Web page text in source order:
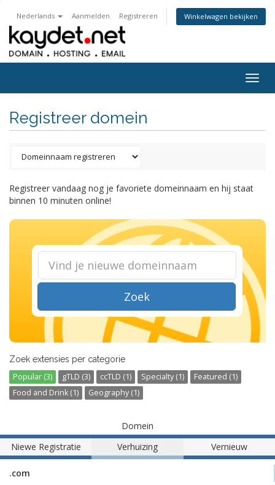
Nederlands Aanmelden Registreren Winkelwagen bekijken
Registreer domein
Registreer vandaag nog je favoriete domeinnaam en hij staat
binnen 10 minuten online!
Zoek
Zoek extensies per categorie
Popular (3) gTLD (3) ccTLD (1) Specialty (1)
Featured (1)
Food and Drink (1)
Geography (1)
Domein
Niewe Registratie
Verhuizing Vernieuw
.com